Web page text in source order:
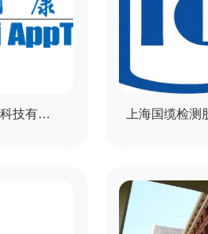
南通药明康德医药科技有限公司 上海国缆检